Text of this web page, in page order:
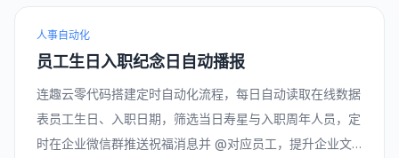
人事自动化
员工生日入职纪念日自动播报
连趣云零代码搭建定时自动化流程，每日自动读取在线数据
表员工生日、入职日期，筛选当日寿星与入职周年人员，定
时在企业微信群推送祝福消息并 @对应员工，提升企业文